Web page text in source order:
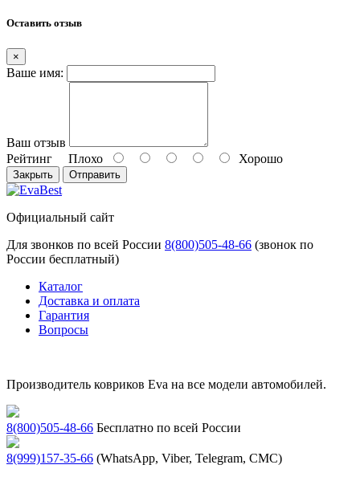
Оставить отзыв
×
Ваше имя:
Ваш отзыв
Рейтинг Плохо Хорошо
Закрыть Отправить
Официальный сайт
Для звонков по всей России 8(800)505-48-66 (звонок по
России бесплатный)
Каталог
Доставка и оплата
Гарантия
Вопросы
Производитель ковриков Eva на все модели автомобилей.
8(800)505-48-66 Бесплатно по всей России
8(999)157-35-66 (WhatsApp, Viber, Telegram, СМС)